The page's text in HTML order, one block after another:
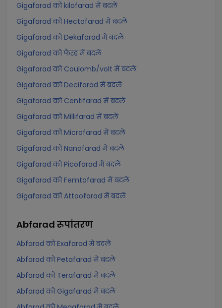
Gigafarad को kilofarad में बदलें
Gigafarad को Hectofarad में बदलें
Gigafarad को Dekafarad में बदलें
Gigafarad को फैरड में बदलें
Gigafarad को Coulomb/volt में बदलें
Gigafarad को Decifarad में बदलें
Gigafarad को Centifarad में बदलें
Gigafarad को Millifarad में बदलें
Gigafarad को Microfarad में बदलें
Gigafarad को Nanofarad में बदलें
Gigafarad को Picofarad में बदलें
Gigafarad को Femtofarad में बदलें
Gigafarad को Attoofarad में बदलें
Abfarad रूपांतरण
Abfarad को Exafarad में बदलें
Abfarad को Petafarad में बदलें
Abfarad को Terafarad में बदलें
Abfarad को Gigafarad में बदलें